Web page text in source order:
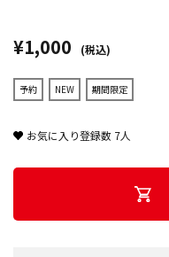
¥1,000 (税込)
予約 NEW 期間限定
お気に入り登録数 7人